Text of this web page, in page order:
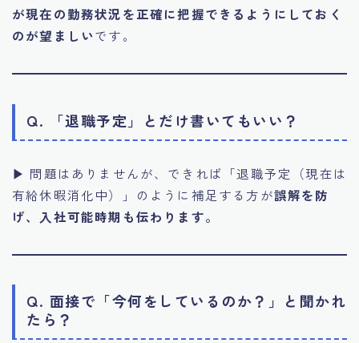
が現在の勤務状況を正確に把握できるようにしておく
のが望ましいです。
Q. 「退職予定」とだけ書いてもいい？
▶ 問題はありませんが、できれば「退職予定（現在は
有給休暇消化中）」のように補足する方が誤解を防
げ、入社可能時期も伝わります。
Q. 面接で「今何をしているのか？」と聞かれ
たら？